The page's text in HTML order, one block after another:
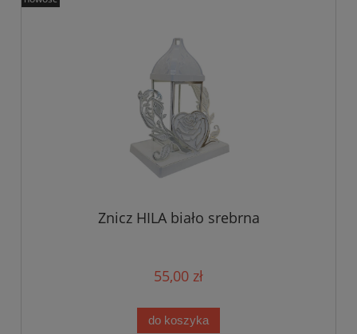
Znicz HILA biało srebrna
55,00 zł
do koszyka